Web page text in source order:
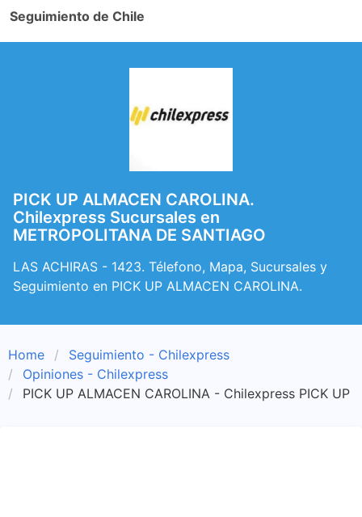
Seguimiento de Chile
PICK UP ALMACEN CAROLINA.
Chilexpress Sucursales en
METROPOLITANA DE SANTIAGO
LAS ACHIRAS - 1423. Télefono, Mapa, Sucursales y
Seguimiento en PICK UP ALMACEN CAROLINA.
Home
Seguimiento - Chilexpress
Opiniones - Chilexpress
PICK UP ALMACEN CAROLINA - Chilexpress PICK UP